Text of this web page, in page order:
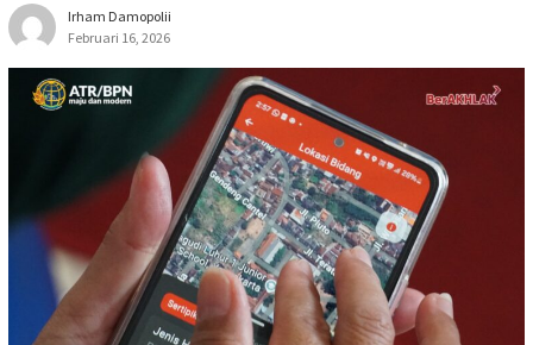
Irham Damopolii
Februari 16, 2026